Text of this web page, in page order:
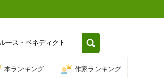
本ランキング 作家ランキング